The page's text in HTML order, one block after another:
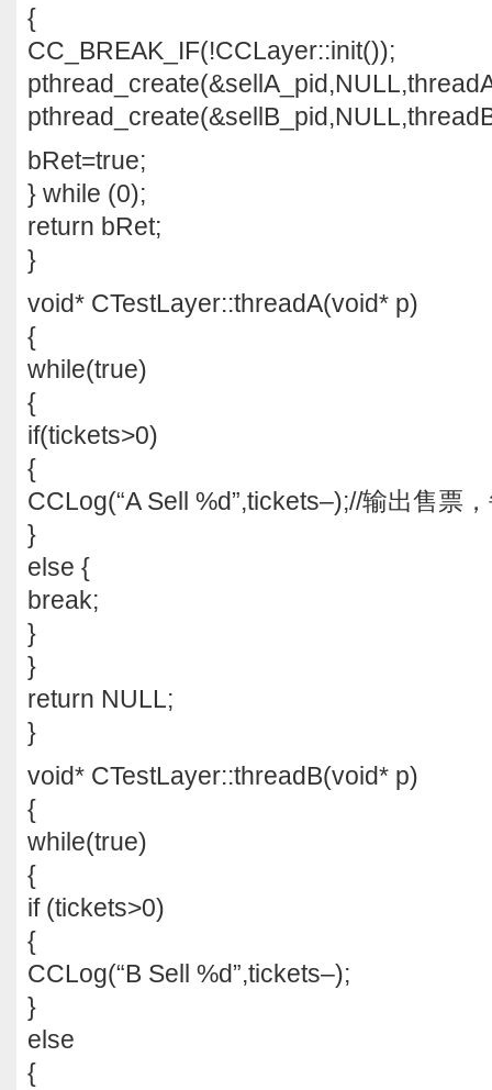
{
CC_BREAK_IF(!CCLayer::init());
bRet=true;
} while (0);
return bRet;
}
void* CTestLayer::threadA(void* p)
{
while(true)
{
if(tickets>0)
{
CCLog(“A Sell %d”,tickets–);//输出售票
}
else {
break;
}
}
return NULL;
}
void* CTestLayer::threadB(void* p)
{
while(true)
{
if (tickets>0)
{
CCLog(“B Sell %d”,tickets–);
}
else
{